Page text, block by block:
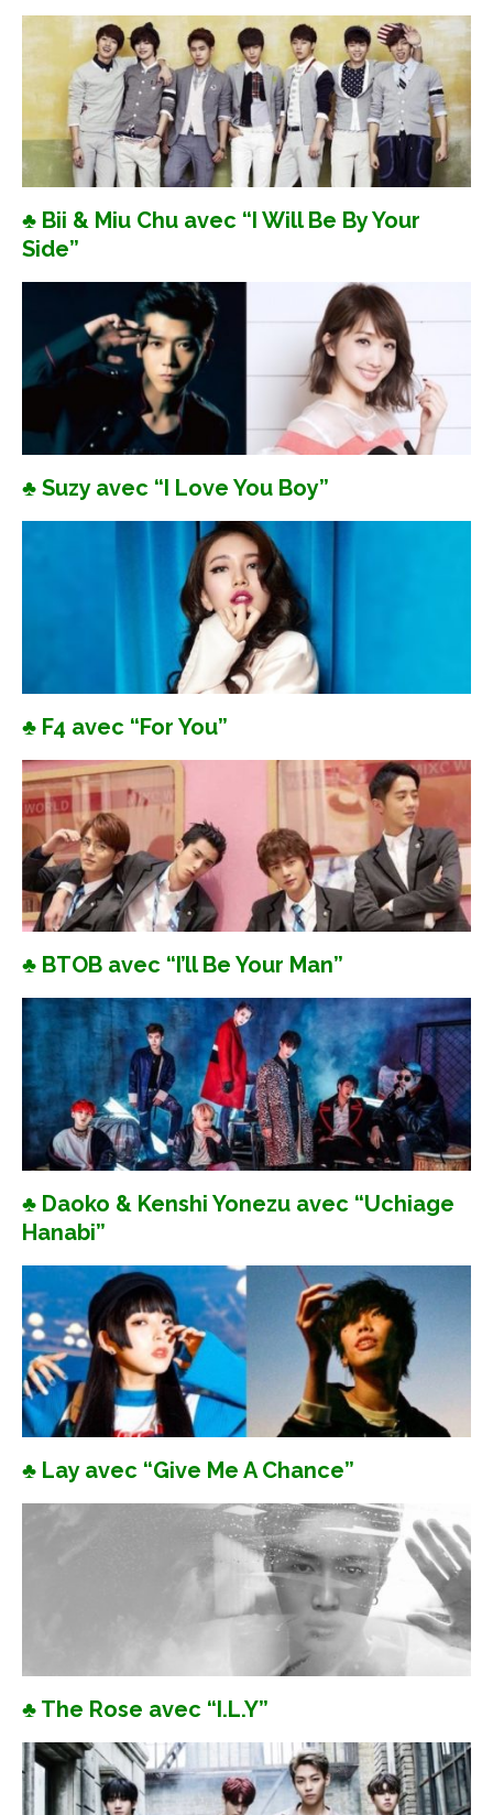
♣ Bii & Miu Chu avec “I Will Be By Your
Side”
♣ Suzy avec “I Love You Boy”
♣ F4 avec “For You”
♣ BTOB avec “I’ll Be Your Man”
♣ Daoko & Kenshi Yonezu avec “Uchiage
Hanabi”
♣ Lay avec “Give Me A Chance”
♣ The Rose avec “I.L.Y”